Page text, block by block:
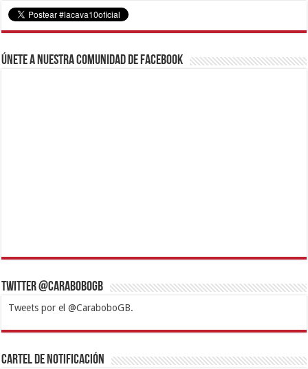
Únete a nuestra comunidad de Facebook
Twitter @CaraboboGB
Tweets por el @CaraboboGB.
1xbetBetturkeyBetistKralbetSupertotobetTipobetMatadorbetMariobet
https://mvbcasino.com/
Cartel de Notificación